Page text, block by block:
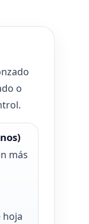
o
más
hoja